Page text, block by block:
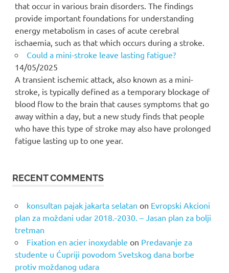
that occur in various brain disorders. The findings
provide important foundations for understanding
energy metabolism in cases of acute cerebral
ischaemia, such as that which occurs during a stroke.
Could a mini-stroke leave lasting fatigue?
14/05/2025
A transient ischemic attack, also known as a mini-
stroke, is typically defined as a temporary blockage of
blood flow to the brain that causes symptoms that go
away within a day, but a new study finds that people
who have this type of stroke may also have prolonged
fatigue lasting up to one year.
RECENT COMMENTS
konsultan pajak jakarta selatan on Evropski Akcioni
plan za moždani udar 2018.-2030. – Jasan plan za bolji
tretman
Fixation en acier inoxydable on Predavanje za
studente u Ćupriji povodom Svetskog dana borbe
protiv moždanog udara